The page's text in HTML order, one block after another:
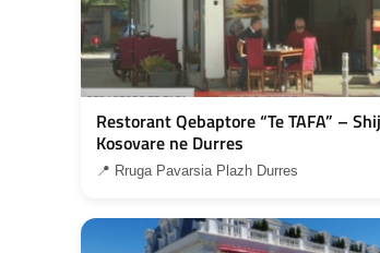
Restorant Qebaptore “Te TAFA” –
Kosovare ne Durres
📍 Rruga Pavarsia Plazh Durres